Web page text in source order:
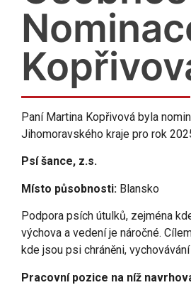
Paní Martina Kopřivová byla
Jihomoravského kraje pro rok
Psí šance, z.s.
Místo působnosti: Blansko
Podpora psích útulků, zejména
výchova a vedení je náročné.
kde jsou psi chráněni,
Pracovní pozice na níž